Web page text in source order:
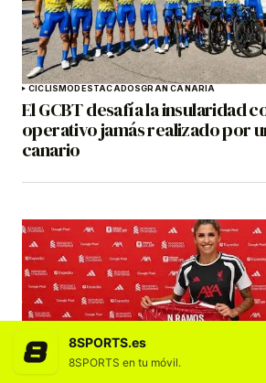
CICLISMODESTACADOSGRAN CANARIA
El GCBT desafía la insularidad
operativo jamás realizado por
canario
8SPORTS.es
8SPORTS en tu móvil.